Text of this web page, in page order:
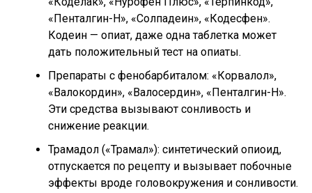
«Пенталгин-Н», «Солпадеин», «Кодесфен».
Кодеин — опиат, даже одна таблетка может
дать положительный тест на опиаты.
Препараты с фенобарбиталом: «Корвалол»,
«Валокордин», «Валосердин», «Пенталгин-Н».
Эти средства вызывают сонливость и
снижение реакции.
Трамадол («Трамал»): синтетический опиоид,
отпускается по рецепту и вызывает побочные
эффекты вроде головокружения и сонливости.